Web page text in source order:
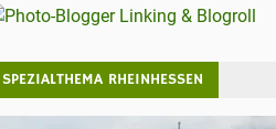
SPEZIALTHEMA RHEINHESSEN